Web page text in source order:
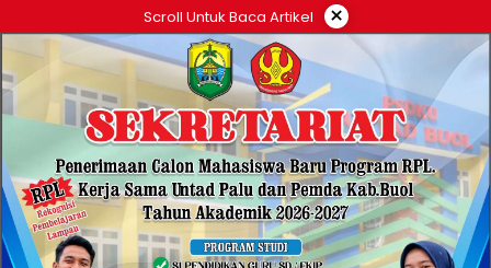
ke
konten
Scroll Untuk Baca Artikel ×